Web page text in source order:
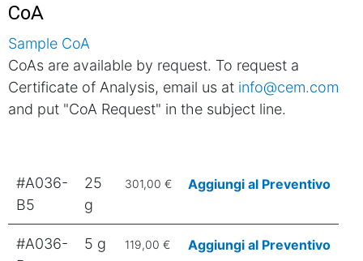
CoA
Sample CoA
CoAs are available by request. To request a
Certificate of Analysis, email us at info@cem.com
and put "CoA Request" in the subject line.
#A036-
B5
25
g
301,00 € Aggiungi al Preventivo
#A036-
5 g 119,00 € Aggiungi al Preventivo